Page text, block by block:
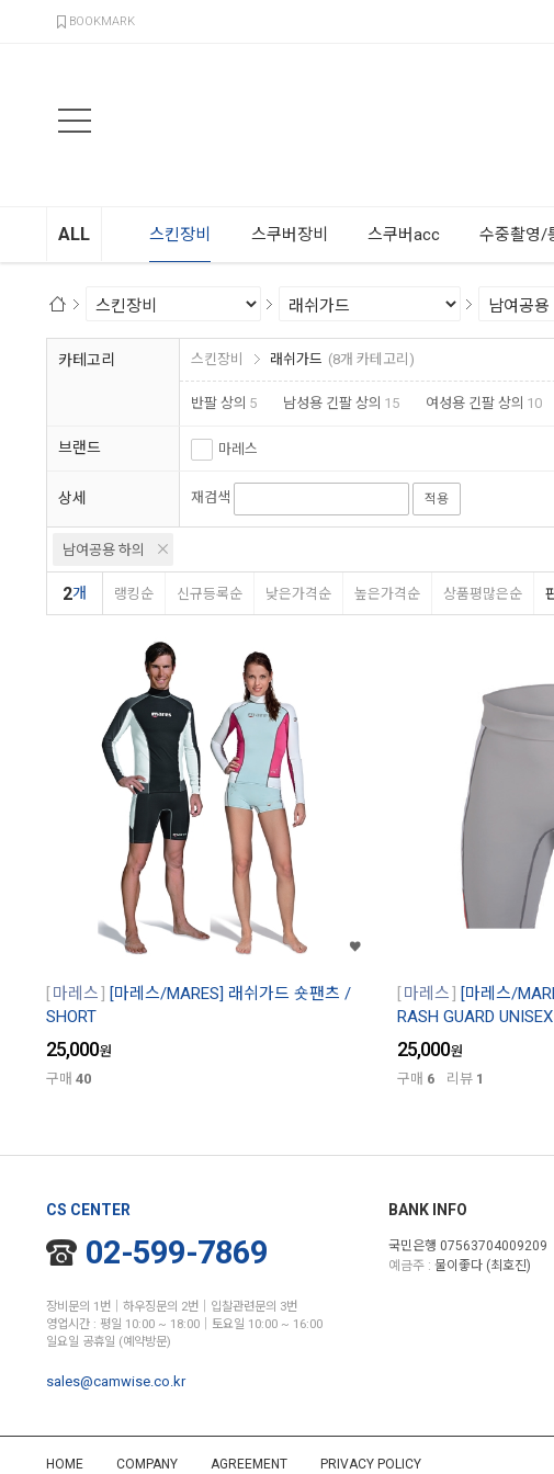
BOOKMARK
ALL 스킨장비 스쿠버장비 스쿠버acc 수중촬영/
카테고리 스킨장비 래쉬가드 (8개 카테고리)
반팔 상의 5 남성용 긴팔 상의 15 여성용 긴팔 상의 10
브랜드 마레스
상세 재검색 적용
남여공용 하의
2개 랭킹순 신규등록순 낮은가격순 높은가격순 상품평많은순
마레스
[마레스/MARES] 래쉬가드 숏팬츠 /
SHORT
25,000원
구매 40
마레스
[마레스/
RASH GUARD
25,000원
구매 6 리뷰 1
CS CENTER
02-599-7869
장비문의 1번│하우징문의 2번│입찰관련문의 3번
영업시간 : 평일 10:00 ~ 18:00│토요일 10:00 ~ 16:00
일요일 공휴일 (예약방문)
sales@camwise.co.kr
BANK INFO
국민은행 07563704009209
예금주 : 물이좋다 (최호진)
HOME COMPANY AGREEMENT PRIVACY POLICY